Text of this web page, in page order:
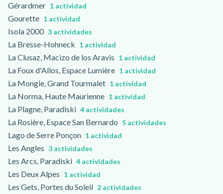
Gérardmer 1 actividad
Gourette 1 actividad
Isola 2000 3 actividades
La Bresse-Hohneck 1 actividad
La Clusaz, Macizo de los Aravis 1 actividad
La Foux d'Allos, Espace Lumière 1 actividad
La Mongie, Grand Tourmalet 1 actividad
La Norma, Haute Maurienne 1 actividad
La Plagne, Paradiski 4 actividades
La Rosière, Espace San Bernardo 5 actividades
Lago de Serre Ponçon 1 actividad
Les Angles 3 actividades
Les Arcs, Paradiski 4 actividades
Les Deux Alpes 1 actividad
Les Gets, Portes du Soleil 2 actividades